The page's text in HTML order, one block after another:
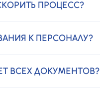
ПРОЦЕСС?
К ПЕРСОНАЛУ?
ВСЕХ ДОКУМЕНТОВ?